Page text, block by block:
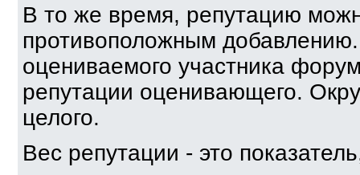
В то же время, репутацию
противоположным
оцениваемого участника
репутации оценивающего.
целого.
Вес репутации - это